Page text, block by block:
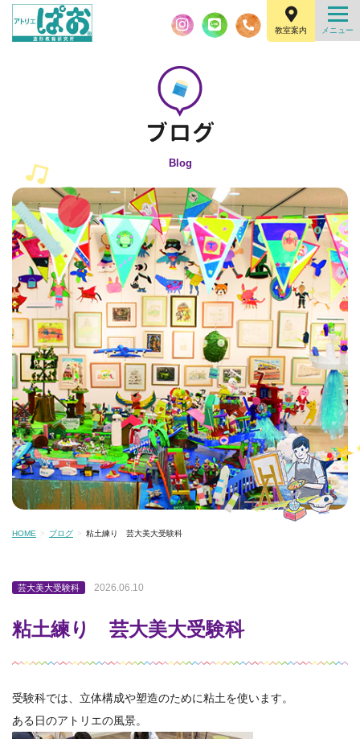
教室案内
Blog
HOME ブログ 粘土練り 芸大美大受験科
芸大美大受験科 2026.06.10
粘土練り 芸大美大受験科
受験科では、立体構成や塑造のために粘土を使います。
ある日のアトリエの風景。